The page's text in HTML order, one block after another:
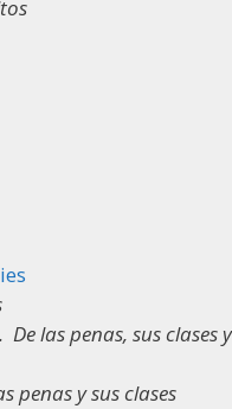
De las penas, sus clases y
penas y sus clases